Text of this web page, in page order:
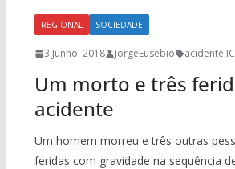
REGIONAL SOCIEDADE
3 Junho, 2018 JorgeEusebio acidente,
Um morto e três
acidente
Um homem morreu e três outras
feridas com gravidade na sequência